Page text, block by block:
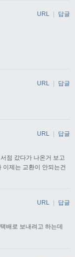
URL 답글
URL | 답글
점 갔다가 나온거 보고
제는 교환이 안되는건
URL | 답글
배로 보내려고 하는데
URL 답글